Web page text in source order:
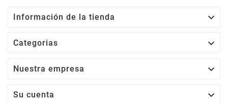
Información de la tienda 
Categorias 
Nuestra empresa 
Su cuenta 